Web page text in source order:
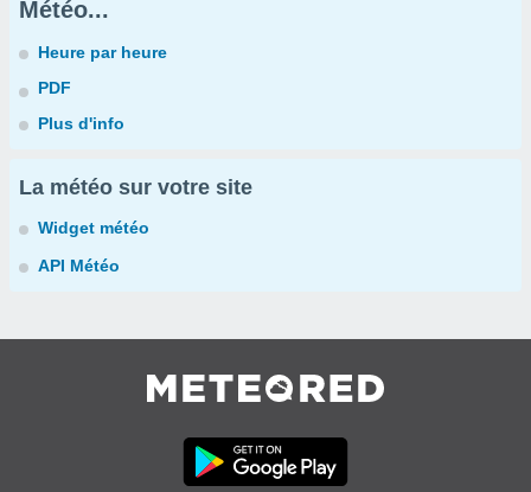
Météo...
Heure par heure
PDF
Plus d'info
La météo sur votre site
Widget météo
API Météo